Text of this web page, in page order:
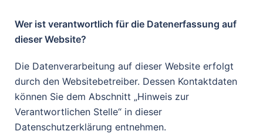
Wer ist verantwortlich für die Datenerfassung auf
dieser Website?
Die Datenverarbeitung auf dieser Website erfolgt
durch den Websitebetreiber. Dessen Kontaktdaten
können Sie dem Abschnitt „Hinweis zur
Verantwortlichen Stelle“ in dieser
Datenschutzerklärung entnehmen.